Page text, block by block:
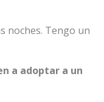
noches. Tengo un
a adoptar a un